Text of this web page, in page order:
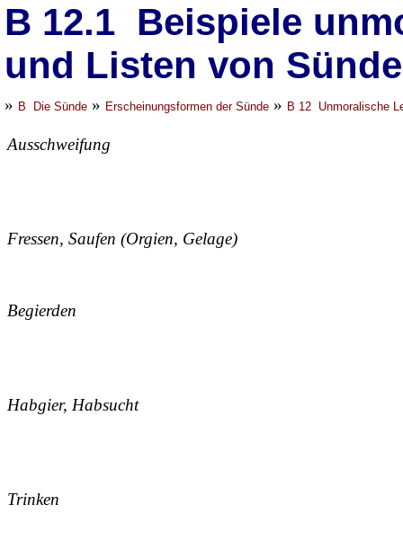
B 12.1 Beispiele
und Listen von
» B Die Sünde » Erscheinungsformen der Sünde » B 12 Unmoralische
Ausschweifung
Fressen, Saufen (Orgien, Gelage)
Begierden
Habgier, Habsucht
Trinken